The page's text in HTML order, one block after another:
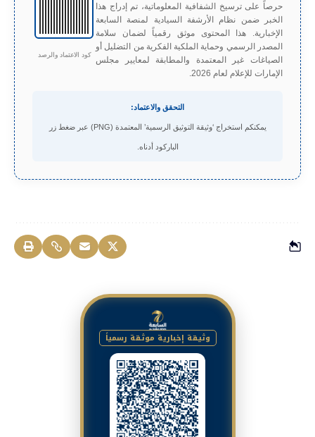
حرصاً على ترسيخ الشفافية المعلوماتية، تم إدراج هذا
الخبر ضمن نظام الأرشفة السيادية لمنصة السابعة
الإخبارية. هذا المحتوى موثق رقمياً لضمان سلامة
المصدر الرسمي وحماية الملكية الفكرية من التضليل أو
الصياغات غير المعتمدة والمطابقة لمعايير مجلس
الإمارات للإعلام لعام 2026.
كود الاعتماد والرصد
التحقق والاعتماد:
يمكنكم استخراج ‘وثيقة التوثيق الرسمية’ المعتمدة (PNG) عبر ضغط زر
الباركود أدناه.
وثيقة إخبارية موثقة رسمياً